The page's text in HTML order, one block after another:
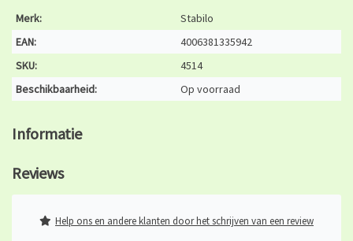
Merk:
Stabilo
EAN:
4006381335942
SKU:
4514
Beschikbaarheid:
Op voorraad
Informatie
Reviews
Help ons en andere klanten door het schrijven van een review